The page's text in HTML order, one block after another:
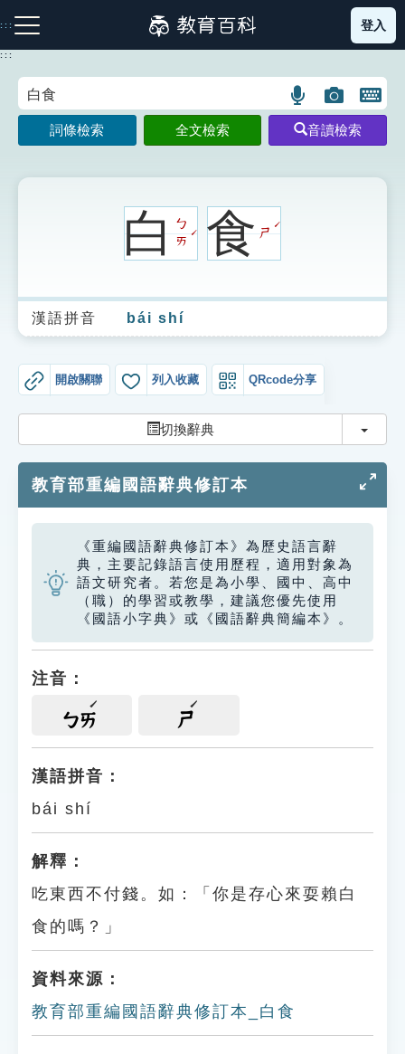
到
主
:::
注音索引圖示 筆畫索引圖示 部首索引表圖示
生字詞彙表
成語故事
索引選單
單字索引
生命大百科索引
遊戲專區
教學應用
貓頭鷹博士
登入
:::
語
言
搜
圖
片
搜
開
鍵
圖
詞條檢索 全文檢索 音讀檢索
白ㄅ
ㄞ
ˊ 食ㄕ
ˊ
漢語拼音 bái shí
開啟關聯 列入收藏 QRcode分享
切換辭典 切換
教育部重編國語辭典修訂本
《重編國語辭典修訂本》為歷史語言辭
典，主要記錄語言使用歷程，適用對象為
語文研究者。若您是為小學、國中、高中
（職）的學習或教學，建議您優先使用
《國語小字典》或《國語辭典簡編本》。
注音：
ㄅㄞ ㄕ
漢語拼音：
bái shí
解釋：
吃東西不付錢。如：「你是存心來耍賴白
食的嗎？」
資料來源：
教育部重編國語辭典修訂本_白食